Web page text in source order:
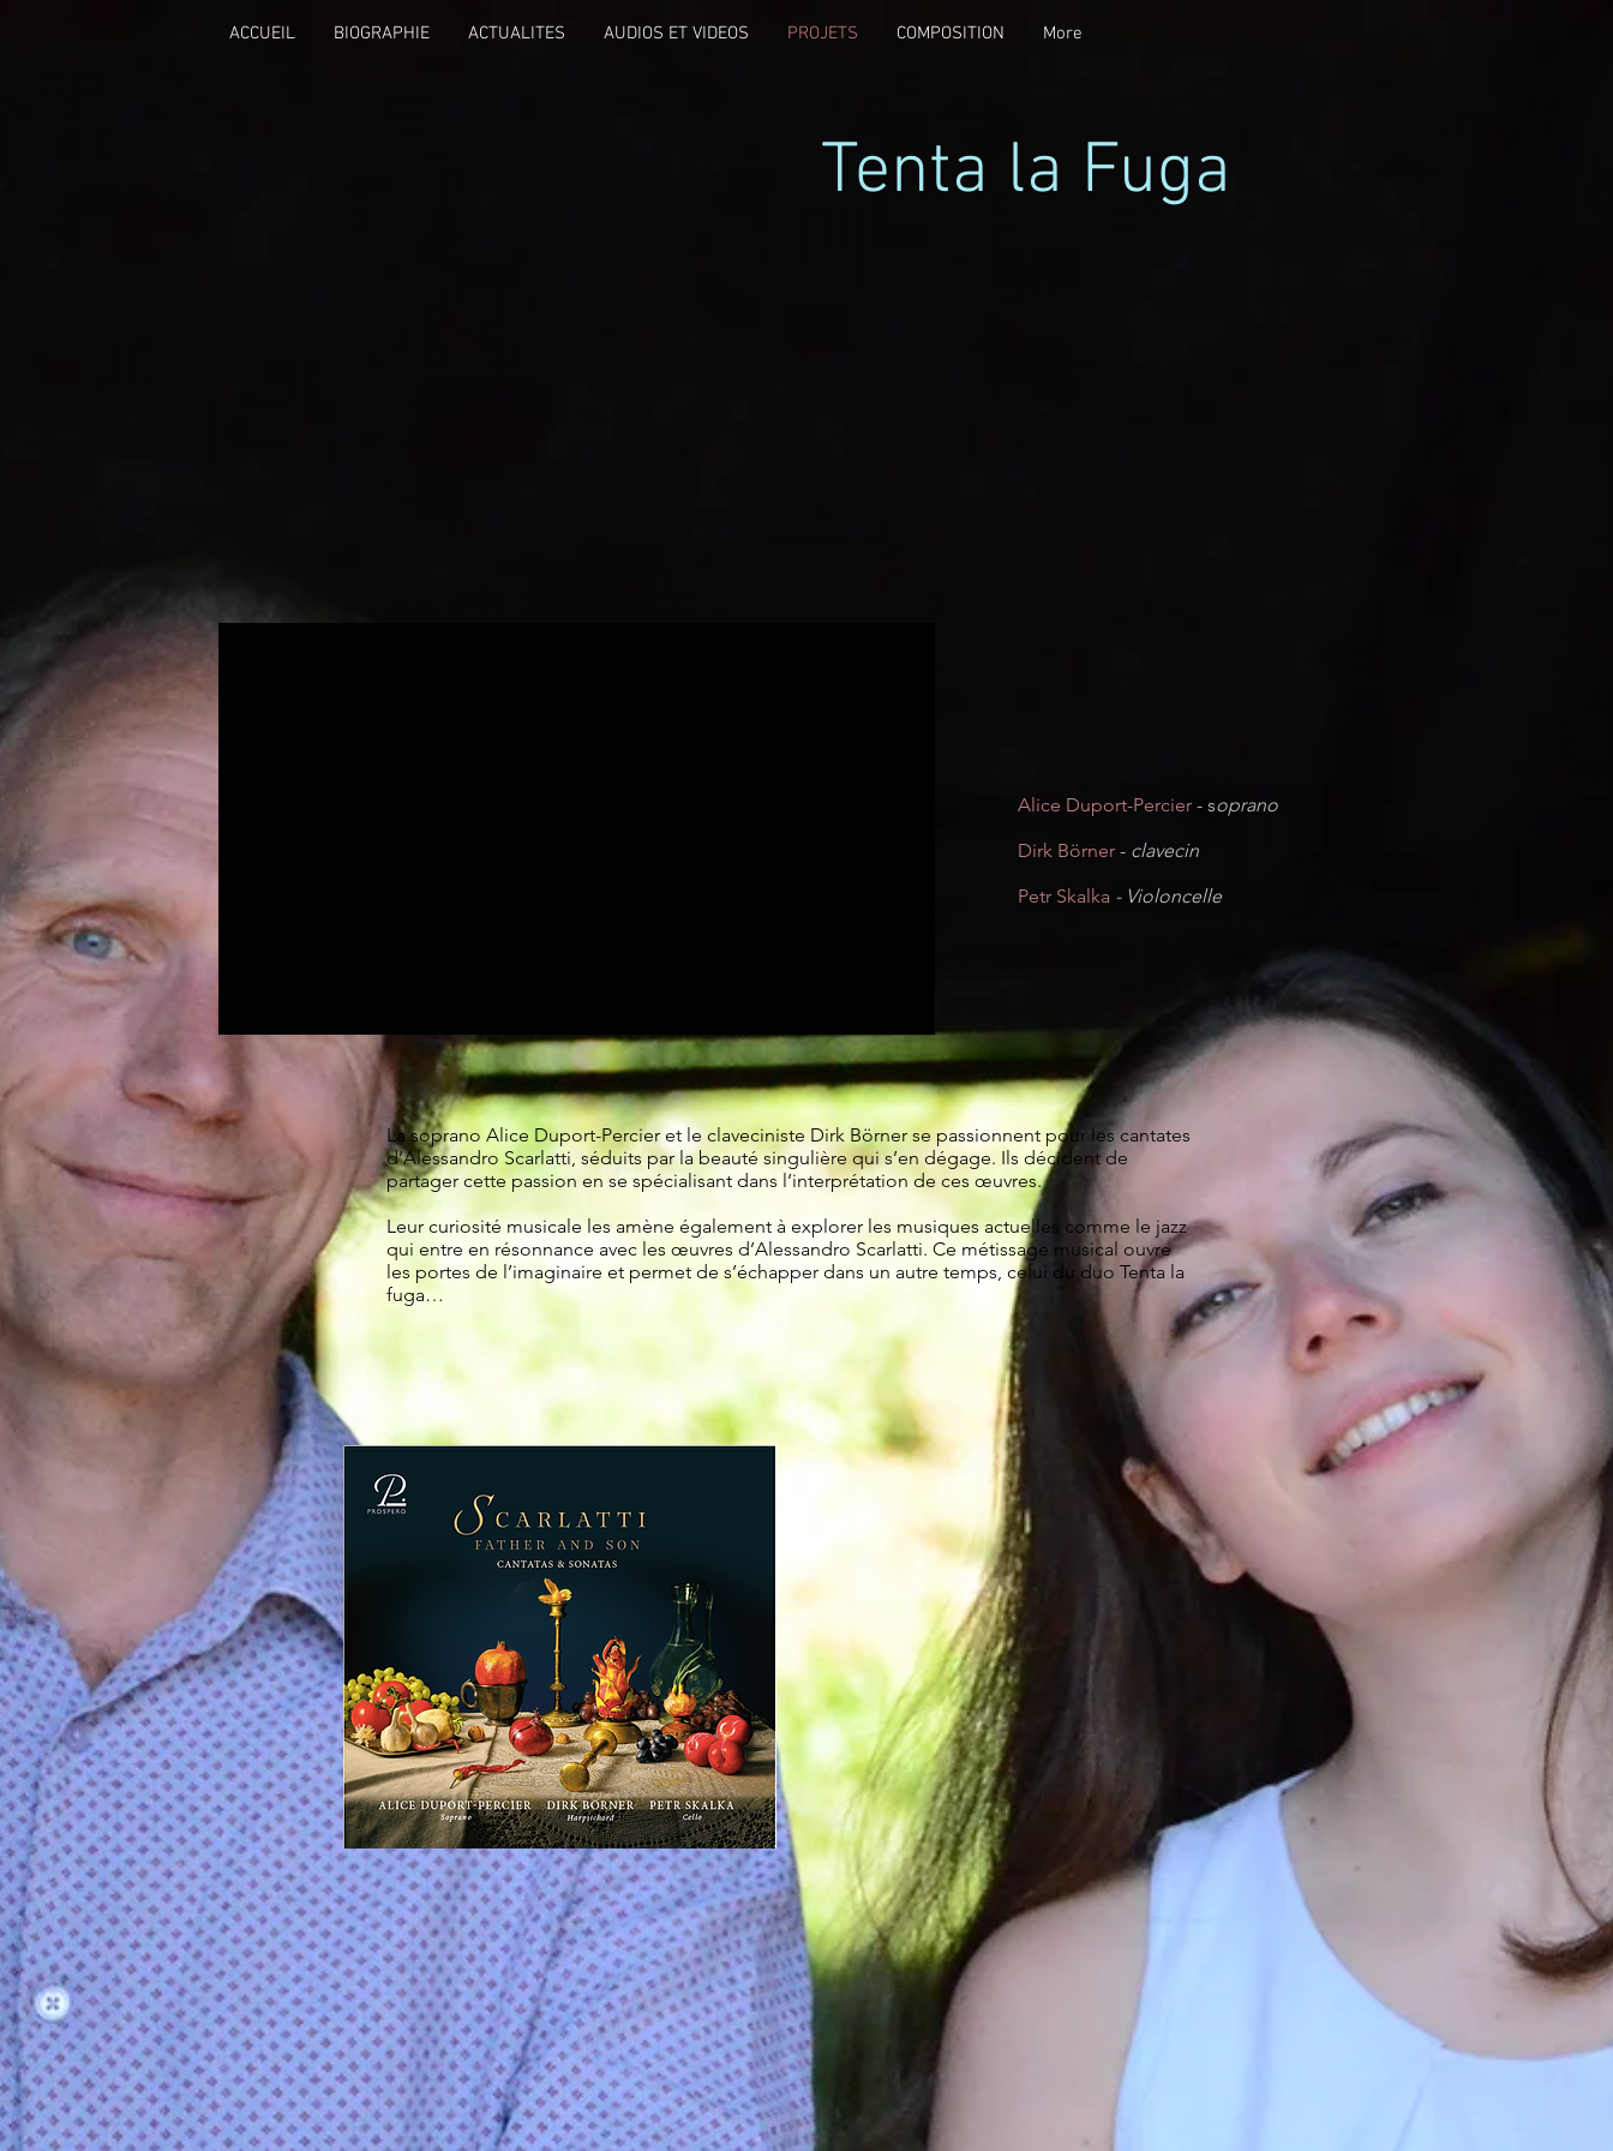
ACCUEIL BIOGRAPHIE ACTUALITES AUDIOS ET VIDEOS PROJETS COMPOSITION More
Tenta la Fuga
Alice Duport-Percier - soprano
Dirk Börner - clavecin
Petr Skalka - Violoncelle
La soprano Alice Duport-Percier et le claveciniste Dirk Börner se passionnent pour les cantates
d’Alessandro Scarlatti, séduits par la beauté singulière qui s’en dégage. Ils décident de
partager cette passion en se spécialisant dans l’interprétation de ces œuvres.
Leur curiosité musicale les amène également à explorer les musiques actuelles comme le jazz
qui entre en résonnance avec les œuvres d’Alessandro Scarlatti. Ce métissage musical ouvre
les portes de l’imaginaire et permet de s’échapper dans un autre temps, celui du duo Tenta la
fuga…